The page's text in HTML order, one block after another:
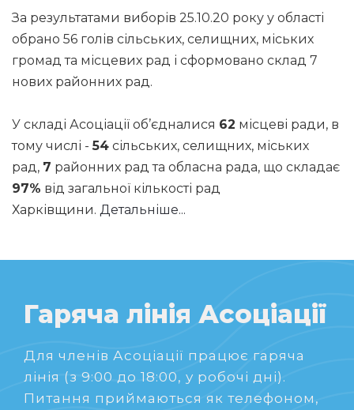
За результатами виборів 25.10.20 року у області
обрано 56 голів сільських, селищних, міських
громад та місцевих рад і сформовано склад 7
нових районних рад.
У складі Асоціації об’єдналися 62 місцеві ради, в
тому числі -54 сільських, селищних, міських
рад, 7 районних рад та обласна рада, що складає
97% від загальної кількості рад
Харківщини. Детальніше...
Гаряча лінія Асоціації
Для членів Асоціації працює гаряча
лінія (з 9:00 до 18:00, у робочі дні).
Питання приймаються як телефоном,